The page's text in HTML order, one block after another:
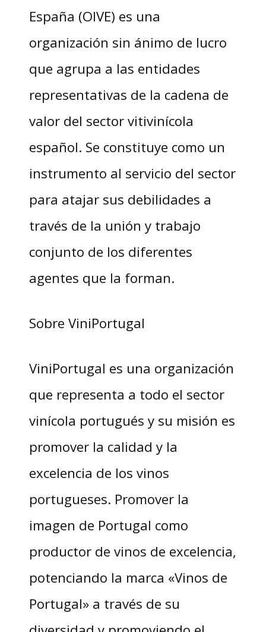
España (OIVE) es una
organización sin ánimo de lucro
que agrupa a las entidades
representativas de la cadena de
valor del sector vitivinícola
español. Se constituye como un
instrumento al servicio del sector
para atajar sus debilidades a
través de la unión y trabajo
conjunto de los diferentes
agentes que la forman.
Sobre ViniPortugal
ViniPortugal es una organización
que representa a todo el sector
vinícola portugués y su misión es
promover la calidad y la
excelencia de los vinos
portugueses. Promover la
imagen de Portugal como
productor de vinos de excelencia,
potenciando la marca «Vinos de
Portugal» a través de su